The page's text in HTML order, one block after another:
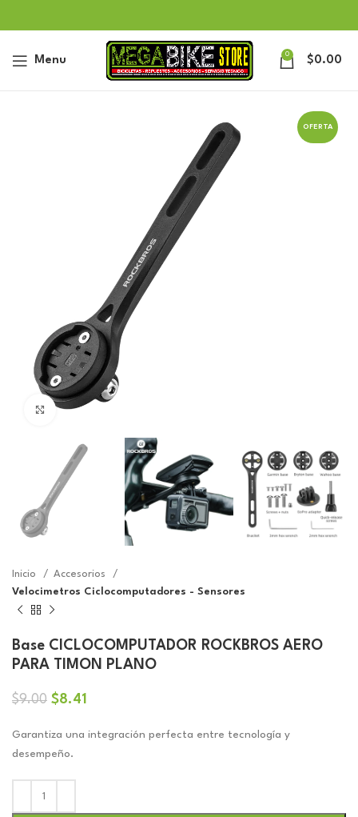
Menu 0 $0.00
OFERTA
Click to enlarge
Inicio
Accesorios
Velocimetros Ciclocomputadores - Sensores
Base CICLOCOMPUTADOR ROCKBROS AERO
PARA TIMON PLANO
$9.00 El
original
era:
$8.41
actual
Garantiza una integración perfecta entre tecnología y
desempeño.